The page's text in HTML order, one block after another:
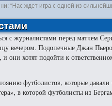
“Нас ждет игра с одной из
с журналистами перед матчем
вечером. Подопечные Джан
и они хотят подойти к
футболистов, которые
в которой футболисты из